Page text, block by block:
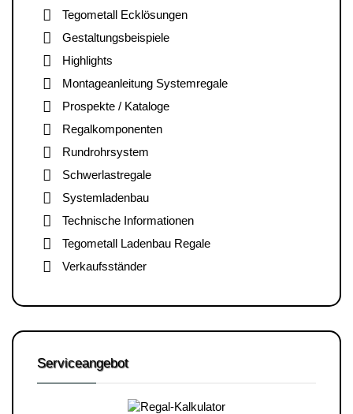
Tegometall Ecklösungen
Gestaltungsbeispiele
Highlights
Montageanleitung Systemregale
Prospekte / Kataloge
Regalkomponenten
Rundrohrsystem
Schwerlastregale
Systemladenbau
Technische Informationen
Tegometall Ladenbau Regale
Verkaufsständer
Serviceangebot